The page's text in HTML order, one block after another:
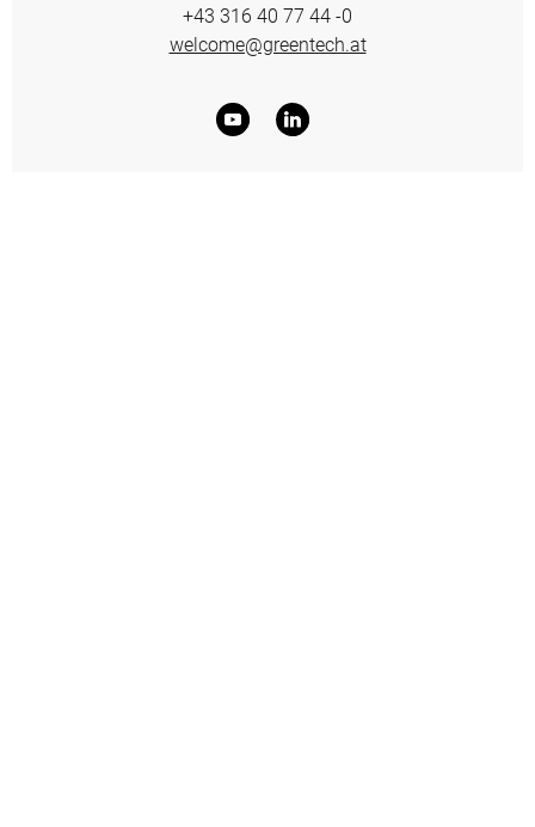
+43 316 40 77 44 -0
welcome@greentech.at